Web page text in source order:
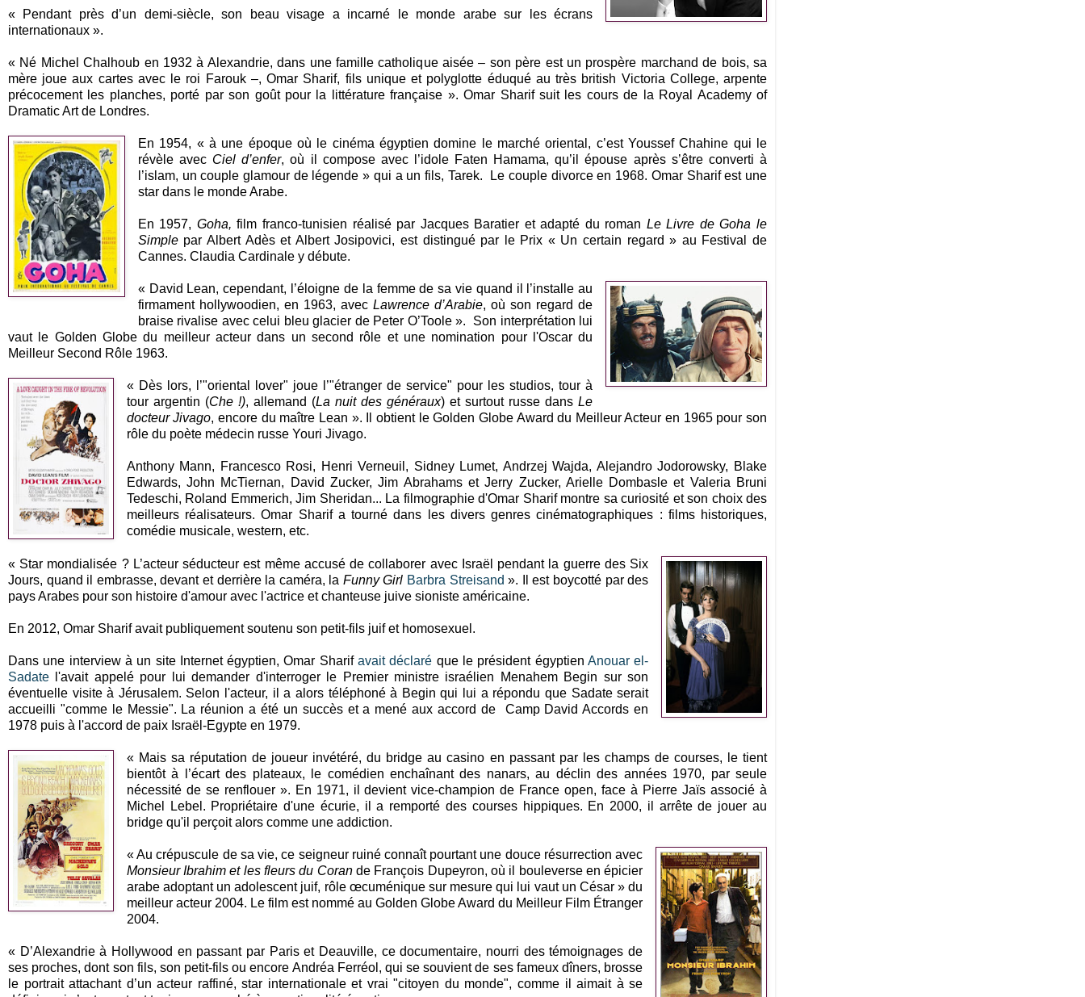
« Pendant près d’un demi-siècle, son beau visage a incarné le monde arabe sur les écrans
internationaux ».
« Né Michel Chalhoub en 1932 à Alexandrie, dans une famille catholique aisée – son père est un prospère marchand de bois, sa
mère joue aux cartes avec le roi Farouk –, Omar Sharif, fils unique et polyglotte éduqué au très british Victoria College, arpente
précocement les planches, porté par son goût pour la littérature française ». Omar Sharif suit les cours de la Royal Academy of
Dramatic Art de Londres.
En 1954, « à une époque où le cinéma égyptien domine le marché oriental, c’est Youssef Chahine qui le
révèle avec Ciel d’enfer, où il compose avec l’idole Faten Hamama, qu’il épouse après s’être converti à
l’islam, un couple glamour de légende » qui a un fils, Tarek. Le couple divorce en 1968. Omar Sharif est une
star dans le monde Arabe.
En 1957, Goha, film franco-tunisien réalisé par Jacques Baratier et adapté du roman Le Livre de Goha le
Simplepar Albert Adès et Albert Josipovici, est distingué par le Prix « Un certain regard » au Festival de
Cannes. Claudia Cardinale y débute.
« David Lean, cependant, l’éloigne de la femme de sa vie quand il l’installe au
firmament hollywoodien, en 1963, avec Lawrence d’Arabie, où son regard de
braise rivalise avec celui bleu glacier de Peter O’Toole ». Son interprétation lui
vaut le Golden Globe du meilleur acteur dans un second rôle et une nomination pour l'Oscar du
Meilleur Second Rôle 1963.
« Dès lors, l’"oriental lover" joue l’"étranger de service" pour les studios, tour à
tour argentin (Che !), allemand (La nuit des généraux) et surtout russe dansLe
docteur Jivago, encore du maître Lean ». Il obtient le Golden Globe Award du Meilleur Acteur en 1965 pour son
rôle du poète médecin russe Youri Jivago.
Anthony Mann, Francesco Rosi, Henri Verneuil, Sidney Lumet, Andrzej Wajda, Alejandro Jodorowsky, Blake
Edwards, John McTiernan, David Zucker, Jim Abrahams et Jerry Zucker, Arielle Dombasle et Valeria Bruni
Tedeschi, Roland Emmerich, Jim Sheridan... La filmographie d'Omar Sharif montre sa curiosité et son choix des
meilleurs réalisateurs. Omar Sharif a tourné dans les divers genres cinématographiques : films historiques,
comédie musicale, western, etc.
« Star mondialisée ? L’acteur séducteur est même accusé de collaborer avec Israël pendant la guerre des Six
Jours, quand il embrasse, devant et derrière la caméra, la Funny Girl Barbra Streisand ». Il est boycotté par des
pays Arabes pour son histoire d'amour avec l'actrice et chanteuse juive sioniste américaine.
En 2012, Omar Sharif avait publiquement soutenu son petit-fils juif et homosexuel.
Dans une interview à un site Internet égyptien, Omar Sharifavait déclaré que le président égyptien Anouar el-
Sadate l'avait appelé pour lui demander d'interroger le Premier ministre israélien Menahem Begin sur son
éventuelle visite à Jérusalem. Selon l'acteur, il a alors téléphoné à Begin qui lui a répondu que Sadate serait
accueilli "comme le Messie". La réunion a été un succès et a mené aux accord de Camp David Accords en
1978 puis à l'accord de paix Israël-Egypte en 1979.
« Mais sa réputation de joueur invétéré, du bridge au casino en passant par les champs de courses, le tient
bientôt à l’écart des plateaux, le comédien enchaînant des nanars, au déclin des années 1970, par seule
nécessité de se renflouer ». En 1971, il devient vice-champion de France open, face à Pierre Jaïs associé à
Michel Lebel. Propriétaire d'une écurie, il a remporté des courses hippiques. En 2000, il arrête de jouer au
bridge qu'il perçoit alors comme une addiction.
« Au crépuscule de sa vie, ce seigneur ruiné connaît pourtant une douce résurrection avec
Monsieur Ibrahim et les fleurs du Corande François Dupeyron, où il bouleverse en épicier
arabe adoptant un adolescent juif, rôle œcuménique sur mesure qui lui vaut un César » du
meilleur acteur 2004. Le film est nommé au Golden Globe Award du Meilleur Film Étranger
2004.
« D’Alexandrie à Hollywood en passant par Paris et Deauville, ce documentaire, nourri des témoignages de
ses proches, dont son fils, son petit-fils ou encore Andréa Ferréol, qui se souvient de ses fameux dîners, brosse
le portrait attachant d’un acteur raffiné, star internationale et vrai "citoyen du monde", comme il aimait à se